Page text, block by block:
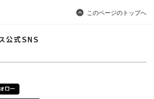
このページのトップへ